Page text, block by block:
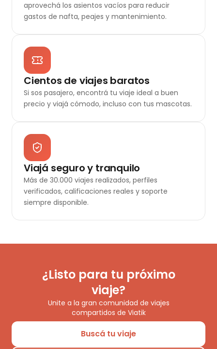
aprovechá los asientos vacíos para reducir
gastos de nafta, peajes y mantenimiento.
Cientos de viajes baratos
Si sos pasajero, encontrá tu viaje ideal a buen
precio y viajá cómodo, incluso con tus mascotas.
Viajá seguro y tranquilo
Más de 30.000 viajes realizados, perfiles
verificados, calificaciones reales y soporte
siempre disponible.
¿Listo para tu próximo
viaje?
Unite a la gran comunidad de viajes
compartidos de Viatik
Buscá tu viaje